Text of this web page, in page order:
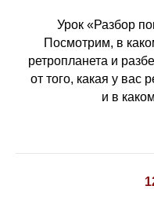
Урок «Разбор
Посмотрим, в
ретропланета и
от того, какая у вас
и в